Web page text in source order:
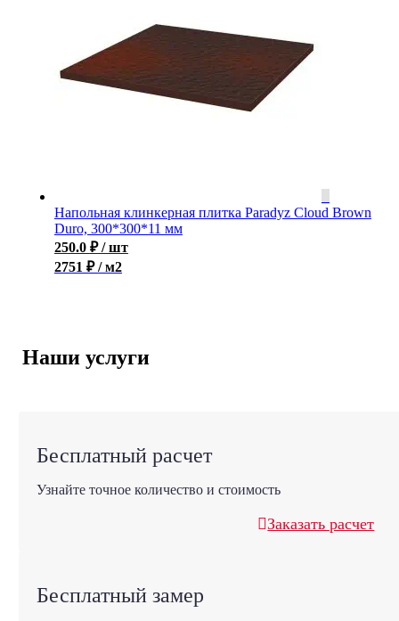
Напольная клинкерная плитка Paradyz Cloud Brown
Duro, 300*300*11 мм
250.0 ₽ / шт
2751 ₽ / м2
Наши услуги
Бесплатный расчет
Узнайте точное количество и стоимость
Заказать расчет
Бесплатный замер